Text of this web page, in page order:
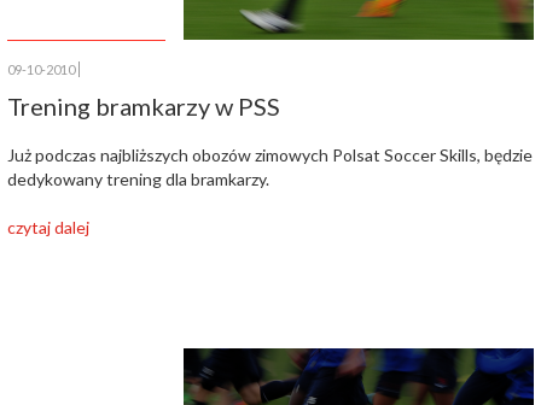
09-10-2010
Trening bramkarzy w PSS
Już podczas najbliższych obozów zimowych Polsat Soccer Skills, będzie
dedykowany trening dla bramkarzy.
czytaj dalej